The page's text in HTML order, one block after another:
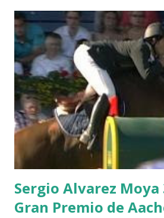
POWER - MILLAR 5 ARMANIE -
HERO -LEJAUNE 7 MO CHROI -
BREEN 9 JALLA DE GAVIERE -
NOVEL -PHILIPPAERTS 3 triple 1
CLUB LADY -O’CONNOR 3 QUICK
LORENZO -AHLMANN 5 L’ESPOIR
TOPINAMBOUR -LEPREVOST 7
INTERTOY Z - BRASH 9 HERALD
DI CAMPALTO -SHARBATLY Vuelta
del Gran Premio en su vuelta de
Sergio Alvarez Moya
Gran Premio de